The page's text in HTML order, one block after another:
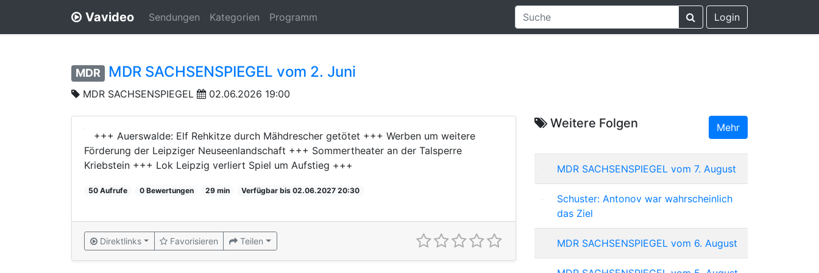
Vavideo Sendungen Kategorien Programm Login
MDR MDR SACHSENSPIEGEL vom 2. Juni
MDR SACHSENSPIEGEL 02.06.2026 19:00
+++ Auerswalde: Elf Rehkitze durch Mähdrescher getötet +++ Werben um weitere
Förderung der Leipziger Neuseenlandschaft +++ Sommertheater an der Talsperre
Kriebstein +++ Lok Leipzig verliert Spiel um Aufstieg +++
50 Aufrufe 0 Bewertungen 29 min Verfügbar bis 02.06.2027 20:30
Direktlinks Favorisieren Teilen
Weitere Folgen Mehr
MDR SACHSENSPIEGEL vom 7. August
Schuster: Antonov war wahrscheinlich
das Ziel
MDR SACHSENSPIEGEL vom 6. August